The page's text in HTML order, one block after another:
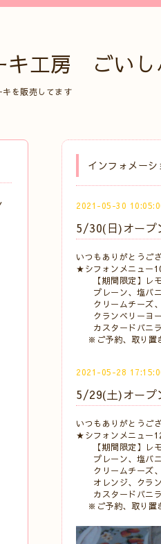
キ工房 ごいし
を販売してます
インフォメーシ
2021-05-30
5/30(日)オー
いつもありがとうご
★シフォンメニュー
【期間限定】レ
プレーン、塩バニ
クリームチーズ、
クランベリーヨー
カスタードバニラ
※ご予約、取り置
2021-05-28
5/29(土)オー
いつもありがとうご
★シフォンメニュー
【期間限定】レ
プレーン、塩バニ
クリームチーズ、
オレンジ、クラン
カスタードバニラ
※ご予約、取り置